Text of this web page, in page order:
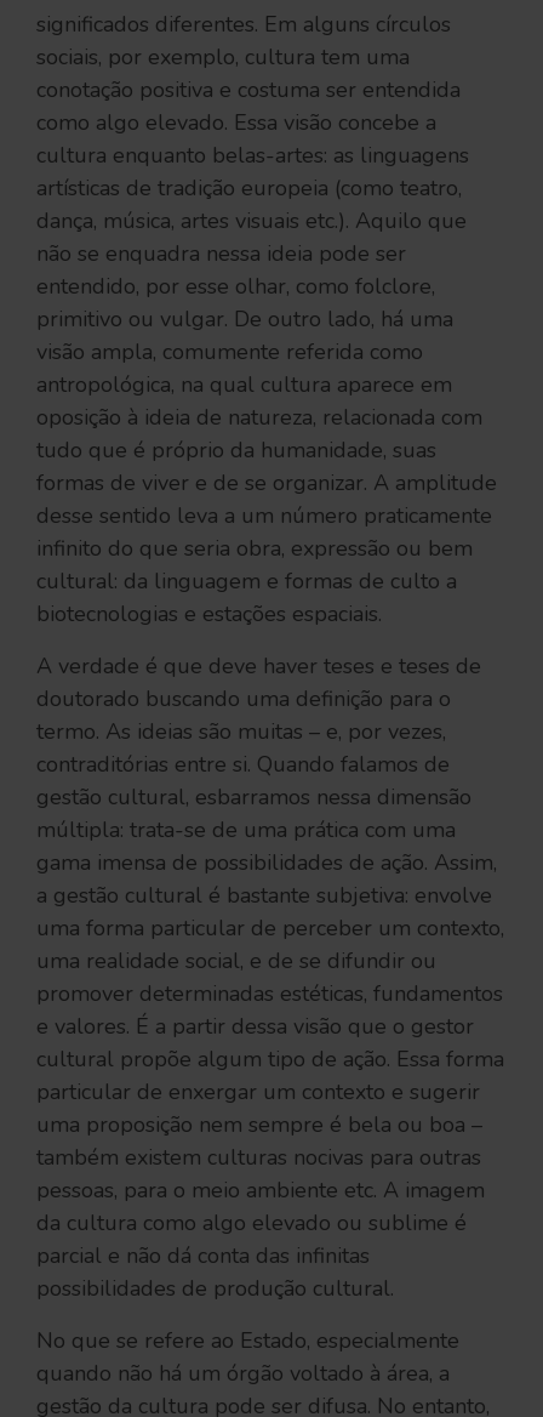
significados diferentes. Em alguns círculos
sociais, por exemplo, cultura tem uma
conotação positiva e costuma ser entendida
como algo elevado. Essa visão concebe a
cultura enquanto belas-artes: as linguagens
artísticas de tradição europeia (como teatro,
dança, música, artes visuais etc.). Aquilo que
não se enquadra nessa ideia pode ser
entendido, por esse olhar, como folclore,
primitivo ou vulgar. De outro lado, há uma
visão ampla, comumente referida como
antropológica, na qual cultura aparece em
oposição à ideia de natureza, relacionada com
tudo que é próprio da humanidade, suas
formas de viver e de se organizar. A amplitude
desse sentido leva a um número praticamente
infinito do que seria obra, expressão ou bem
cultural: da linguagem e formas de culto a
biotecnologias e estações espaciais.
A verdade é que deve haver teses e teses de
doutorado buscando uma definição para o
termo. As ideias são muitas – e, por vezes,
contraditórias entre si. Quando falamos de
gestão cultural, esbarramos nessa dimensão
múltipla: trata-se de uma prática com uma
gama imensa de possibilidades de ação. Assim,
a gestão cultural é bastante subjetiva: envolve
uma forma particular de perceber um contexto,
uma realidade social, e de se difundir ou
promover determinadas estéticas, fundamentos
e valores. É a partir dessa visão que o gestor
cultural propõe algum tipo de ação. Essa forma
particular de enxergar um contexto e sugerir
uma proposição nem sempre é bela ou boa –
também existem culturas nocivas para outras
pessoas, para o meio ambiente etc. A imagem
da cultura como algo elevado ou sublime é
parcial e não dá conta das infinitas
possibilidades de produção cultural.
No que se refere ao Estado, especialmente
quando não há um órgão voltado à área, a
gestão da cultura pode ser difusa. No entanto,